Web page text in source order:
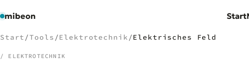
mibeon Start
Start /Tools /Elektrotechnik /Elektrisches Feld
/ ELEKTROTECHNIK